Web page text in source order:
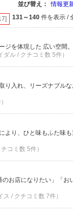
並び替え： 情報更
131～140 件を表示 /
ジを体現した 広い空間。
ダル / クチコミ数 5件）
り入れ、リーズナブル
より、ひと味もふた味
コミ数 5件）
のお店になりたい」「
ス / クチコミ数 7件）